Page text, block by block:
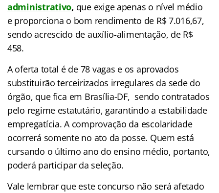
administrativo, que exige apenas o nível médio
e proporciona o bom rendimento de R$ 7.016,67,
sendo acrescido de auxílio-alimentação, de R$
458.
A oferta total é de 78 vagas e os aprovados
substituirão terceirizados irregulares da sede do
órgão, que fica em Brasília-DF, sendo contratados
pelo regime estatutário, garantindo a estabilidade
empregatícia. A comprovação da escolaridade
ocorrerá somente no ato da posse. Quem está
cursando o último ano do ensino médio, portanto,
poderá participar da seleção.
Vale lembrar que este concurso não será afetado